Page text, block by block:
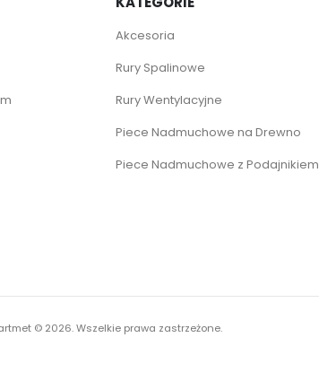
Akcesoria
Rury Spalinowe
Rury Wentylacyjne
Piece Nadmuchowe na Drewno
Piece Nadmuchowe z Podajnikiem
© 2026. Wszelkie prawa zastrzeżone.